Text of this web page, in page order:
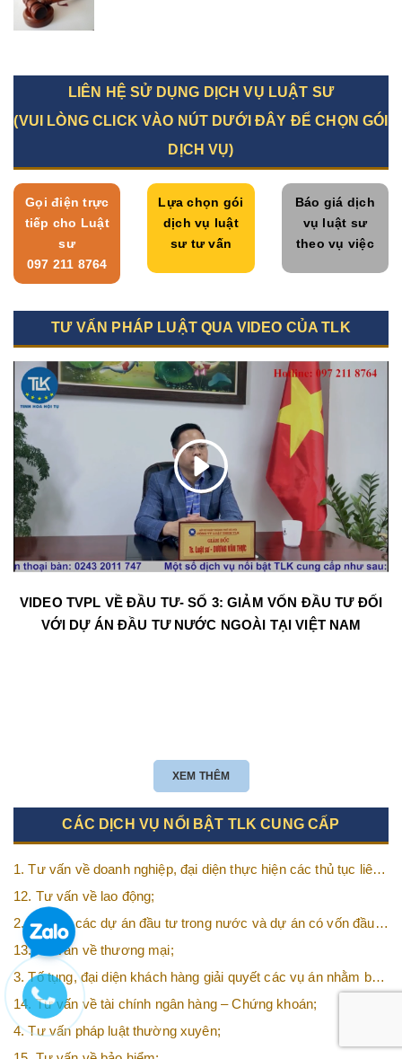
LIÊN HỆ SỬ DỤNG DỊCH VỤ LUẬT SƯ
(VUI LÒNG CLICK VÀO NÚT DƯỚI ĐÂY ĐỂ CHỌN GÓI
DỊCH VỤ)
Gọi điện trực
tiếp cho Luật
sư
097 211 8764
Lựa chọn gói
dịch vụ luật
sư tư vấn
Báo giá dịch
vụ luật sư
theo vụ việc
TƯ VẤN PHÁP LUẬT QUA VIDEO CỦA TLK
VIDEO TVPL VỀ ĐẦU TƯ- SỐ 3: GIẢM VỐN ĐẦU TƯ ĐỐI
VỚI DỰ ÁN ĐẦU TƯ NƯỚC NGOÀI TẠI VIỆT NAM
XEM THÊM
CÁC DỊCH VỤ NỔI BẬT TLK CUNG CẤP
1. Tư vấn về doanh nghiệp, đại diện thực hiện các thủ tục liên
quan tới doanh nghiệp;
12. Tư vấn về lao động;
2. Tư vấn các dự án đầu tư trong nước và dự án có vốn đầu
tư nước ngoài (FDI);
13. Tư vấn về thương mại;
3. Tố tụng, đại diện khách hàng giải quyết các vụ án nhằm bảo
vệ tối đa các quyền và lợi ích của khách hàng;
14. Tư vấn về tài chính ngân hàng – Chứng khoán;
4. Tư vấn pháp luật thường xuyên;